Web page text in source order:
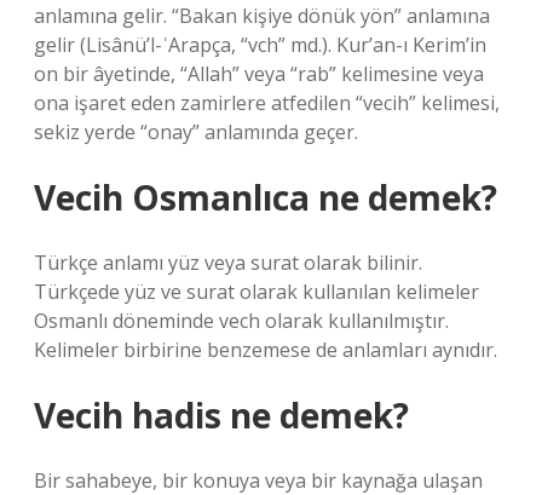
anlamına gelir. “Bakan kişiye dönük yön” anlamına
gelir (Lisânü’l-ʿArapça, “vch” md.). Kur’an-ı Kerim’in
on bir âyetinde, “Allah” veya “rab” kelimesine veya
ona işaret eden zamirlere atfedilen “vecih” kelimesi,
sekiz yerde “onay” anlamında geçer.
Vecih Osmanlıca ne demek?
Türkçe anlamı yüz veya surat olarak bilinir.
Türkçede yüz ve surat olarak kullanılan kelimeler
Osmanlı döneminde vech olarak kullanılmıştır.
Kelimeler birbirine benzemese de anlamları aynıdır.
Vecih hadis ne demek?
Bir sahabeye, bir konuya veya bir kaynağa ulaşan